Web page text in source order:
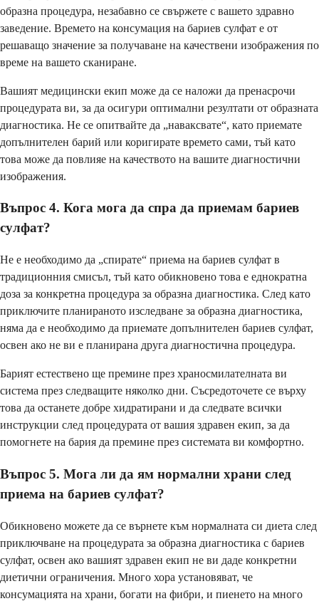
образна процедура, незабавно се свържете с вашето здравно
заведение. Времето на консумация на бариев сулфат е от
решаващо значение за получаване на качествени изображения по
време на вашето сканиране.
Вашият медицински екип може да се наложи да пренасрочи
процедурата ви, за да осигури оптимални резултати от образната
диагностика. Не се опитвайте да „наваксвате“, като приемате
допълнителен барий или коригирате времето сами, тъй като
това може да повлияе на качеството на вашите диагностични
изображения.
Въпрос 4. Кога мога да спра да приемам бариев
сулфат?
Не е необходимо да „спирате“ приема на бариев сулфат в
традиционния смисъл, тъй като обикновено това е еднократна
доза за конкретна процедура за образна диагностика. След като
приключите планираното изследване за образна диагностика,
няма да е необходимо да приемате допълнителен бариев сулфат,
освен ако не ви е планирана друга диагностична процедура.
Барият естествено ще премине през храносмилателната ви
система през следващите няколко дни. Съсредоточете се върху
това да останете добре хидратирани и да следвате всички
инструкции след процедурата от вашия здравен екип, за да
помогнете на бария да премине през системата ви комфортно.
Въпрос 5. Мога ли да ям нормални храни след
приема на бариев сулфат?
Обикновено можете да се върнете към нормалната си диета след
приключване на процедурата за образна диагностика с бариев
сулфат, освен ако вашият здравен екип не ви даде конкретни
диетични ограничения. Много хора установяват, че
консумацията на храни, богати на фибри, и пиенето на много